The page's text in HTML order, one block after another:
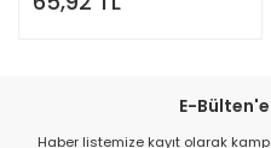
E-
Haber listemize kayıt olarak